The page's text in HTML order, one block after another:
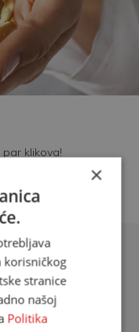
par klikova!
×
korisničkog
stranice
našoj
Politika